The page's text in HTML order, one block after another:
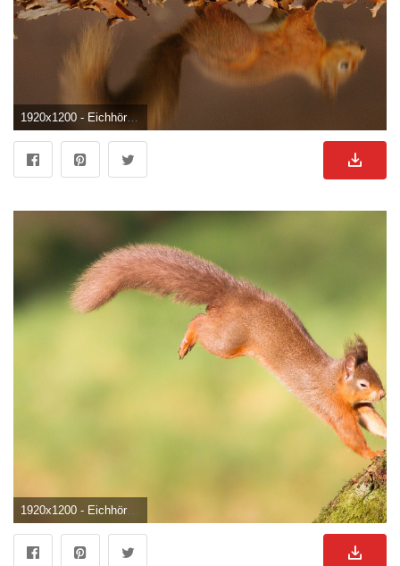
1920x1200 - Eichhörnchen HD Wallpaper und Hintergründe. Eichhornchen Bild.
1920x1200 - Eichhörnchen, Streifenhörnchen, Tiere. Eichhornchen Hintergrundbild.